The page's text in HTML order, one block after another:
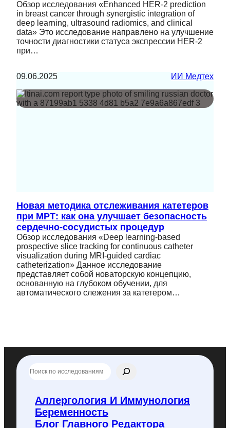
Обзор исследования «Enhanced HER-2 prediction
in breast cancer through synergistic integration of
deep learning, ultrasound radiomics, and clinical
data» Это исследование направлено на улучшение
точности диагностики статуса экспрессии HER-2
при…
09.06.2025 ИИ Медтех
Новая методика отслеживания катетеров
при МРТ: как она улучшает безопасность
сердечно-сосудистых процедур
Обзор исследования «Deep learning-based
prospective slice tracking for continuous catheter
visualization during MRI-guided cardiac
catheterization» Данное исследование
представляет собой новаторскую концепцию,
основанную на глубоком обучении, для
автоматического слежения за катетером…
П
о
Аллергология И Иммунология
Беременность
Блог Главного Редактора